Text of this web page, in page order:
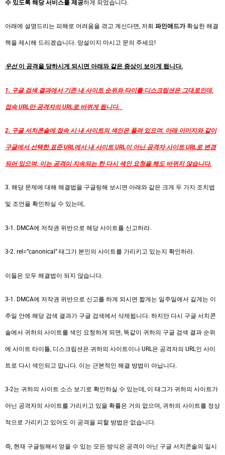
수 있도록 해당 서비스를 제공하게 되었습니다.
아래에 설명드리는 피해로 어려움을 겪고 계신다면, 저희 파인애드가확실한 해결
책을 제시해 드리겠습니다. 망설이지 마시고 문의 주세요!
우선이 공격을 당하시게 되시면 아래와 같은 증상이 보이게 됩니다.
1. 구글 검색 결과에서 기존 내 사이트 순위와 타이틀 디스크립션은 그대로인데,
접속 URL만 공격자의 URL로 바뀌게 됩니다.
2. 구글 서치콘솔에 접속 시 내 사이트의 색인은 풀려 있으며, 아래 이미지와 같이
구글에서 선택한 표준 URL에서 내 사이트 URL이 아닌 공격자 사이트 URL로 변경
되어 있으며, 이는 공격이 지속되는 한 다시 색인 요청을 해도 바뀌지 않습니다.
3. 해당 문제에 대해 해결법을 구글링해 보시면 아래와 같은 크게 두 가지 조치법
및 조언을 확인하실 수 있는데,
3-1. DMCA에 저작권 위반으로 해당 사이트를 신고하라.
3-2. rel=”canonical” 태그가 본인의 사이트를 가리키고 있는지 확인하라.
이들은 모두 해결법이 되지 않습니다.
3-1. DMCA에 저작권 위반으로 신고를 하게 되시면 짧게는 일주일에서 길게는 이
주일 안에 해당 검색 결과가 구글 검색에서 삭제됩니다. 하지만 다시 구글 서치콘
솔에서 귀하의 사이트를 색인 요청하게 되면, 똑같이 귀하의 구글 검색 결과 순위
에 사이트 타이틀, 디스크립션은 귀하의 사이트이나 URL은 공격자의 URL인 사이
트로 다시 색인되고 맙니다. 이는 근본적인 해결 방법이 아닙니다.
3-2는 귀하의 사이트 소스 보기로 확인하실 수 있는데, 이 태그가 귀하의 사이트가
아닌 공격자의 사이트를 가리키고 있을 확률은 거의 없으며, 귀하의 사이트를 정상
적으로 가리키고 있어도 이 공격을 피할 방법은 없습니다.
즉, 현재 구글링해서 얻을 수 있는 모든 방식은 공격이 아닌 구글 서치콘솔의 일시